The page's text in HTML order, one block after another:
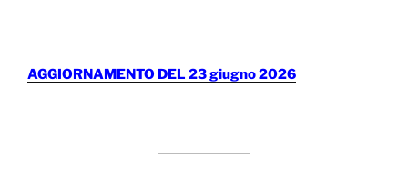
AGGIORNAMENTO DEL 23 giugno 2026